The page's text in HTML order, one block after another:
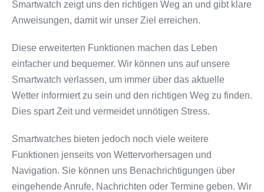
Smartwatch zeigt uns den richtigen Weg an und gibt klare
Anweisungen, damit wir unser Ziel erreichen.
Diese erweiterten Funktionen machen das Leben
einfacher und bequemer. Wir können uns auf unsere
Smartwatch verlassen, um immer über das aktuelle
Wetter informiert zu sein und den richtigen Weg zu finden.
Dies spart Zeit und vermeidet unnötigen Stress.
Smartwatches bieten jedoch noch viele weitere
Funktionen jenseits von Wettervorhersagen und
Navigation. Sie können uns Benachrichtigungen über
eingehende Anrufe, Nachrichten oder Termine geben. Wir